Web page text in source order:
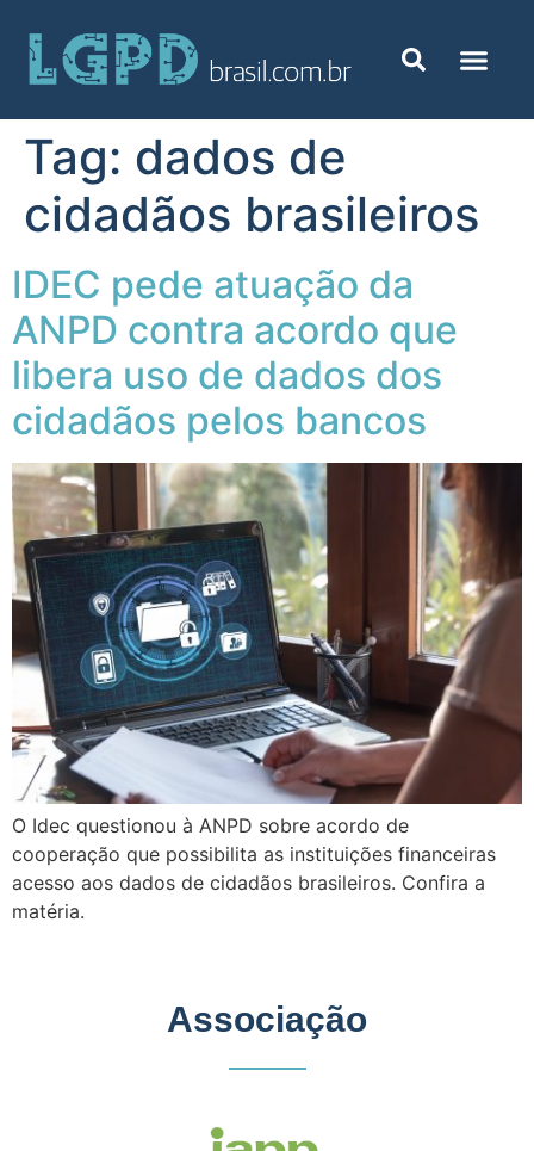
Tag: dados de
cidadãos brasileiros
IDEC pede atuação da
ANPD contra acordo que
libera uso de dados dos
cidadãos pelos bancos
O Idec questionou à ANPD sobre acordo de
cooperação que possibilita as instituições financeiras
acesso aos dados de cidadãos brasileiros. Confira a
matéria.
Associação